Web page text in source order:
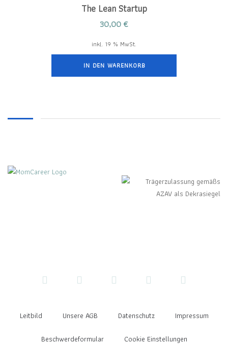
The Lean Startup
30,00 €
inkl. 19 % MwSt.
IN DEN WARENKORB
Leitbild Unsere AGB Datenschutz Impressum
Beschwerdeformular Cookie Einstellungen